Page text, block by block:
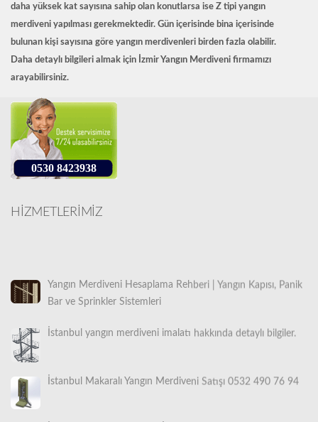
daha yüksek kat sayısına sahip olan konutlarsa ise Z tipi yangın
merdiveni yapılması gerekmektedir. Gün içerisinde bina içerisinde
bulunan kişi sayısına göre yangın merdivenleri birden fazla olabilir.
Daha detaylı bilgileri almak için İzmir Yangın Merdiveni firmamızı
arayabilirsiniz.
0530 8423938
HİZMETLERİMİZ
Bar ve Sprinkler Sistemleri